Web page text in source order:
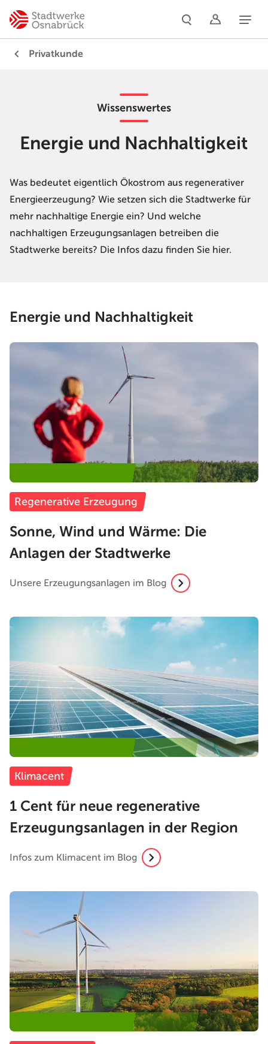
Privatkunde
Wissenswertes
Energie und Nachhaltigkeit
Was bedeutet eigentlich Ökostrom aus regenerativer
Energieerzeugung? Wie setzen sich die Stadtwerke für
mehr nachhaltige Energie ein? Und welche
nachhaltigen Erzeugungsanlagen betreiben die
Stadtwerke bereits? Die Infos dazu finden Sie hier.
Energie und Nachhaltigkeit
Regenerative Erzeugung
Sonne, Wind und Wärme: Die
Anlagen der Stadtwerke
Unsere Erzeugungsanlagen im Blog
Klimacent
1 Cent für neue regenerative
Erzeugungsanlagen in der Region
Infos zum Klimacent im Blog